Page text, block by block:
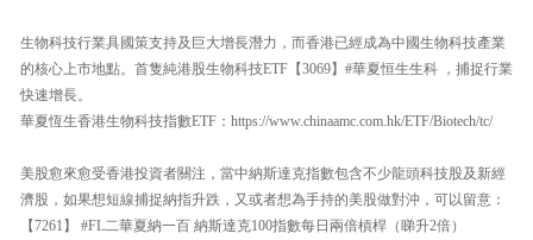
生物科技行業具國策支持及巨大增長潛力，而香港已經成為中國生物科技產業
的核心上市地點。首隻純港股生物科技ETF【3069】#華夏恒生生科 ，捕捉行業
快速增長。
華夏恆生香港生物科技指數ETF：https://www.chinaamc.com.hk/ETF/Biotech/tc/
美股愈來愈受香港投資者關注，當中納斯達克指數包含不少龍頭科技股及新經
濟股，如果想短線捕捉納指升跌，又或者想為手持的美股做對沖，可以留意：
【7261】 #FL二華夏納一百 納斯達克100指數每日兩倍槓桿（睇升2倍）